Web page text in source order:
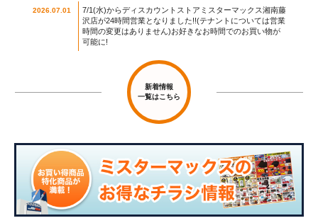
2026.07.01
7/1(水)からディスカウントストアミスターマックス湘南藤
沢店が24時間営業となりました!!(テナントについては営業
時間の変更はありません)お好きなお時間でのお買い物が
可能に!
新着情報
一覧はこちら